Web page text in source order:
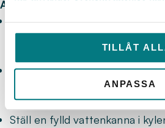
TILLÅT
ANPASSA
Allmänna tips:
Ta korta duschar och stäng
medan du tvålar in dig (en
motsvarar 36 liter).
Stäng av kranen när du
familj på fyra personer gör det
tillsammans 100 liter vatten
Ställ en fylld vattenkanna i